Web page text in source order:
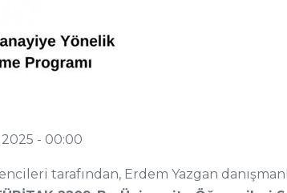
2025 - 00:00
tarafından, Erdem Yazgan